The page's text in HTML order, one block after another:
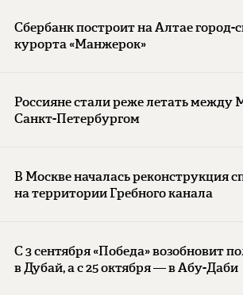
Сбербанк построит на Алтае город-
курорта «Манжерок»
Россияне стали реже летать между
Санкт-Петербургом
В Москве началась реконструкция
на территории Гребного канала
С 3 сентября «Победа» возобновит
в Дубай, а с 25 октября — в Абу-Даби